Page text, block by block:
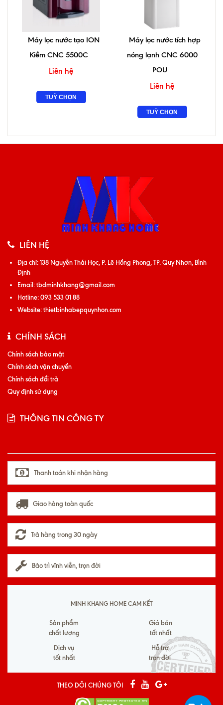
Máy lọc nước tạo ION
Kiềm CNC 5500C
Liên hệ
TUỲ CHỌN
Máy lọc nước tích hợp
nóng lạnh CNC 6000
POU
Liên hệ
TUỲ CHỌN
LIÊN HỆ
Địa chỉ:138 Nguyễn Thái Học, P. Lê Hồng Phong, TP. Quy Nhơn, Bình
Định
Email:tbdminhkhang@gmail.com
Hotline:093 533 01 88
Website:thietbinhabepquynhon.com
CHÍNH SÁCH
Chính sách bảo mật
Chính sách vận chuyển
Chính sách đổi trả
Quy định sử dụng
THÔNG TIN CÔNG TY
Thanh toán khi nhận hàng
Giao hàng toàn quốc
Trả hàng trong 30 ngày
Bảo trì vĩnh viễn, trọn đời
MINH KHANG HOME CAM KẾT
Sản phẩm
chất lượng
Giá bán
tốt nhất
Dịch vụ
tốt nhất
Hỗ trợ
trọn đời
THEO DÕI CHÚNG TÔI